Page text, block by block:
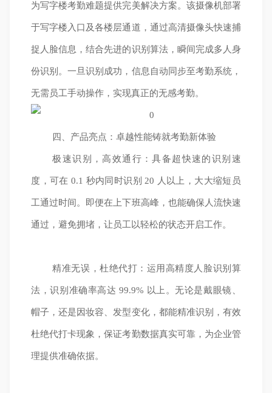
为写字楼考勤难题提供完美解决方案。该摄像机部署
于写字楼入口及各楼层通道，通过高清摄像头快速捕
捉人脸信息，结合先进的识别算法，瞬间完成多人身
份识别。一旦识别成功，信息自动同步至考勤系统，
无需员工手动操作，实现真正的无感考勤。
四、产品亮点：卓越性能铸就考勤新体验
极速识别，高效通行：具备超快速的识别速
度，可在 0.1 秒内同时识别 20 人以上，大大缩短员
工通过时间。即便在上下班高峰，也能确保人流快速
通过，避免拥堵，让员工以轻松的状态开启工作。
精准无误，杜绝代打：运用高精度人脸识别算
法，识别准确率高达 99.9% 以上。无论是戴眼镜、
帽子，还是因妆容、发型变化，都能精准识别，有效
杜绝代打卡现象，保证考勤数据真实可靠，为企业管
理提供准确依据。